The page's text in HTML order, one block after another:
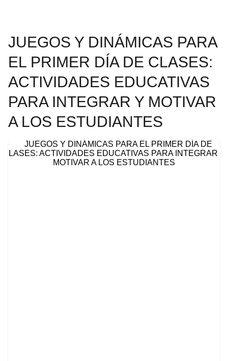
JUEGOS Y DINÁMICAS PARA
EL PRIMER DÍA DE CLASES:
ACTIVIDADES EDUCATIVAS
PARA INTEGRAR Y MOTIVAR
A LOS ESTUDIANTES